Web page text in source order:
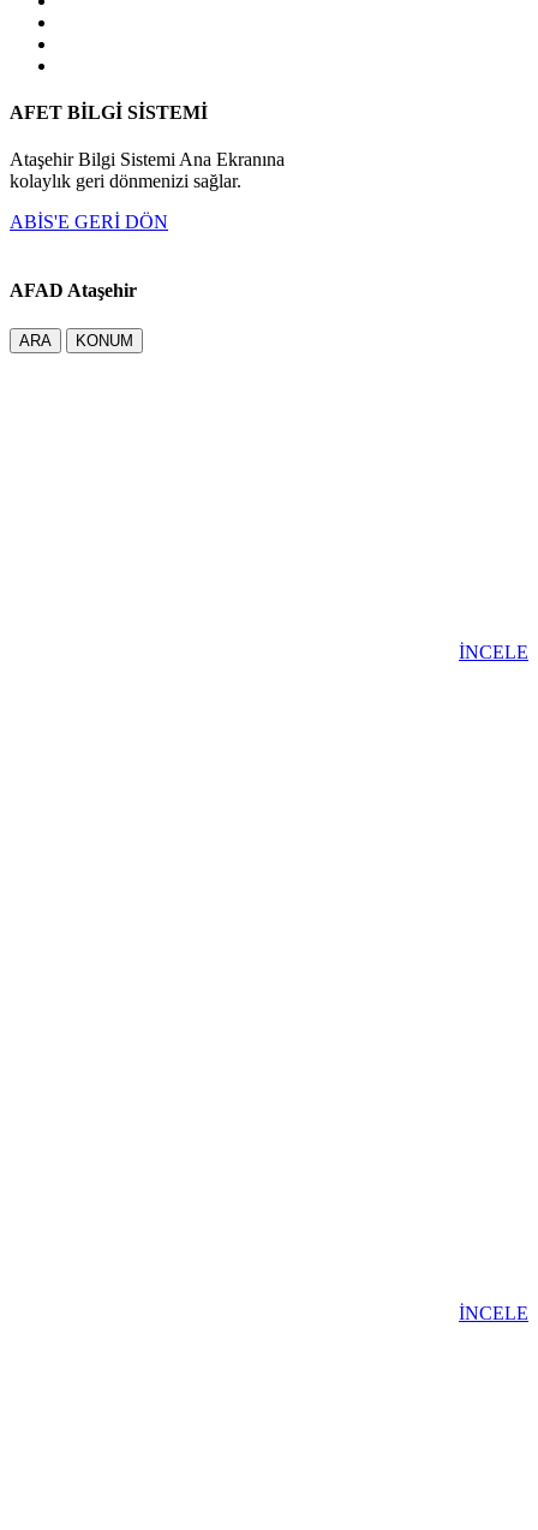
AFET BİLGİ SİSTEMİ
Ataşehir Bilgi Sistemi Ana Ekranına
kolaylık geri dönmenizi sağlar.
ABİS'E GERİ DÖN
AFAD Ataşehir
ARA KONUM
İNCELE
İNCELE